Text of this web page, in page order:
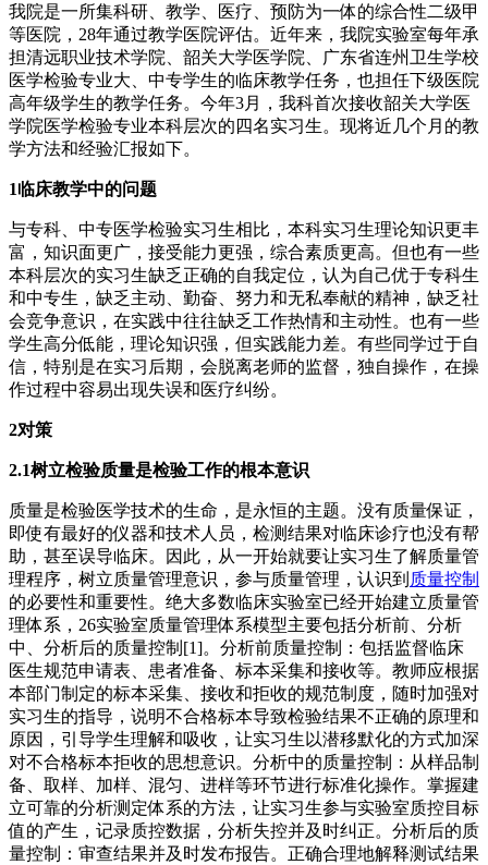
我院是一所集科研、教学、医疗、预防为一体的综合性二级甲
等医院，28年通过教学医院评估。近年来，我院实验室每年承
担清远职业技术学院、韶关大学医学院、广东省连州卫生学校
医学检验专业大、中专学生的临床教学任务，也担任下级医院
高年级学生的教学任务。今年3月，我科首次接收韶关大学医
学院医学检验专业本科层次的四名实习生。现将近几个月的教
学方法和经验汇报如下。
1临床教学中的问题
与专科、中专医学检验实习生相比，本科实习生理论知识更丰
富，知识面更广，接受能力更强，综合素质更高。但也有一些
本科层次的实习生缺乏正确的自我定位，认为自己优于专科生
和中专生，缺乏主动、勤奋、努力和无私奉献的精神，缺乏社
会竞争意识，在实践中往往缺乏工作热情和主动性。也有一些
学生高分低能，理论知识强，但实践能力差。有些同学过于自
信，特别是在实习后期，会脱离老师的监督，独自操作，在操
作过程中容易出现失误和医疗纠纷。
2对策
2.1树立检验质量是检验工作的根本意识
质量是检验医学技术的生命，是永恒的主题。没有质量保证，
即使有最好的仪器和技术人员，检测结果对临床诊疗也没有帮
助，甚至误导临床。因此，从一开始就要让实习生了解质量管
理程序，树立质量管理意识，参与质量管理，认识到 质量控制
的必要性和重要性。绝大多数临床实验室已经开始建立质量管
理体系，26实验室质量管理体系模型主要包括分析前、分析
中、分析后的质量控制[1]。分析前质量控制：包括监督临床
医生规范申请表、患者准备、标本采集和接收等。教师应根据
本部门制定的标本采集、接收和拒收的规范制度，随时加强对
实习生的指导，说明不合格标本导致检验结果不正确的原理和
原因，引导学生理解和吸收，让实习生以潜移默化的方式加深
对不合格标本拒收的思想意识。分析中的质量控制：从样品制
备、取样、加样、混匀、进样等环节进行标准化操作。掌握建
立可靠的分析测定体系的方法，让实习生参与实验室质控目标
值的产生，记录质控数据，分析失控并及时纠正。分析后的质
量控制：审查结果并及时发布报告。正确合理地解释测试结果